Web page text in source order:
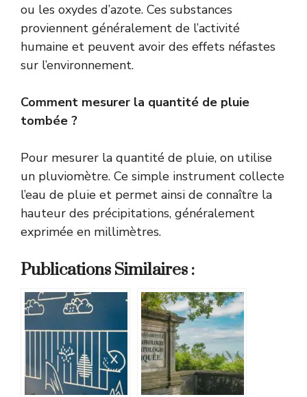
ou les oxydes d’azote. Ces substances
proviennent généralement de l’activité
humaine et peuvent avoir des effets néfastes
sur l’environnement.
Comment mesurer la quantité de pluie
tombée ?
Pour mesurer la quantité de pluie, on utilise
un pluviomètre. Ce simple instrument collecte
l’eau de pluie et permet ainsi de connaître la
hauteur des précipitations, généralement
exprimée en millimètres.
Publications Similaires :